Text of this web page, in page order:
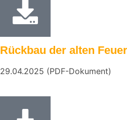
Rückbau der alten
29.04.2025 (PDF-Dokument)